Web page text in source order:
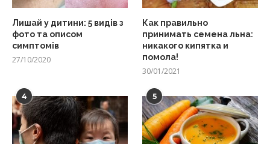
Лишай у дитини: 5 видів з
фото та описом
симптомів
27/10/2020
Как правильно
принимать семена льна:
никакого кипятка и
помола!
30/01/2021
4 5